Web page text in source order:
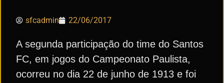
sfcadmin 22/06/2017
A segunda participação do time do Santos
FC, em jogos do Campeonato Paulista,
ocorreu no dia 22 de junho de 1913 e foi